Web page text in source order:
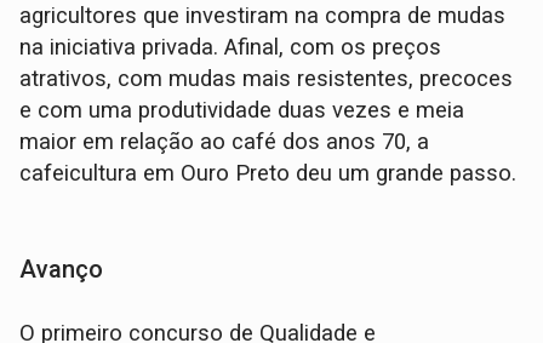
agricultores que investiram na compra de mudas
na iniciativa privada. Afinal, com os preços
atrativos, com mudas mais resistentes, precoces
e com uma produtividade duas vezes e meia
maior em relação ao café dos anos 70, a
cafeicultura em Ouro Preto deu um grande passo.
Avanço
O primeiro concurso de Qualidade e